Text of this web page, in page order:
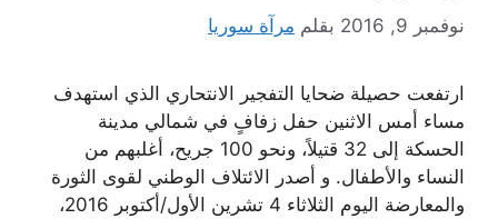
نوفمبر 9, 2016 بقلم مرآة سوريا
ارتفعت حصيلة ضحايا التفجير الانتحاري الذي استهدف
مساء أمس الاثنين حفل زفافٍ في شمالي مدينة
الحسكة إلى 32 قتيلاً، ونحو 100 جريح، أغلبهم من
النساء والأطفال. و أصدر الائتلاف الوطني لقوى الثورة
والمعارضة اليوم الثلاثاء 4 تشرين الأول/أكتوبر 2016،